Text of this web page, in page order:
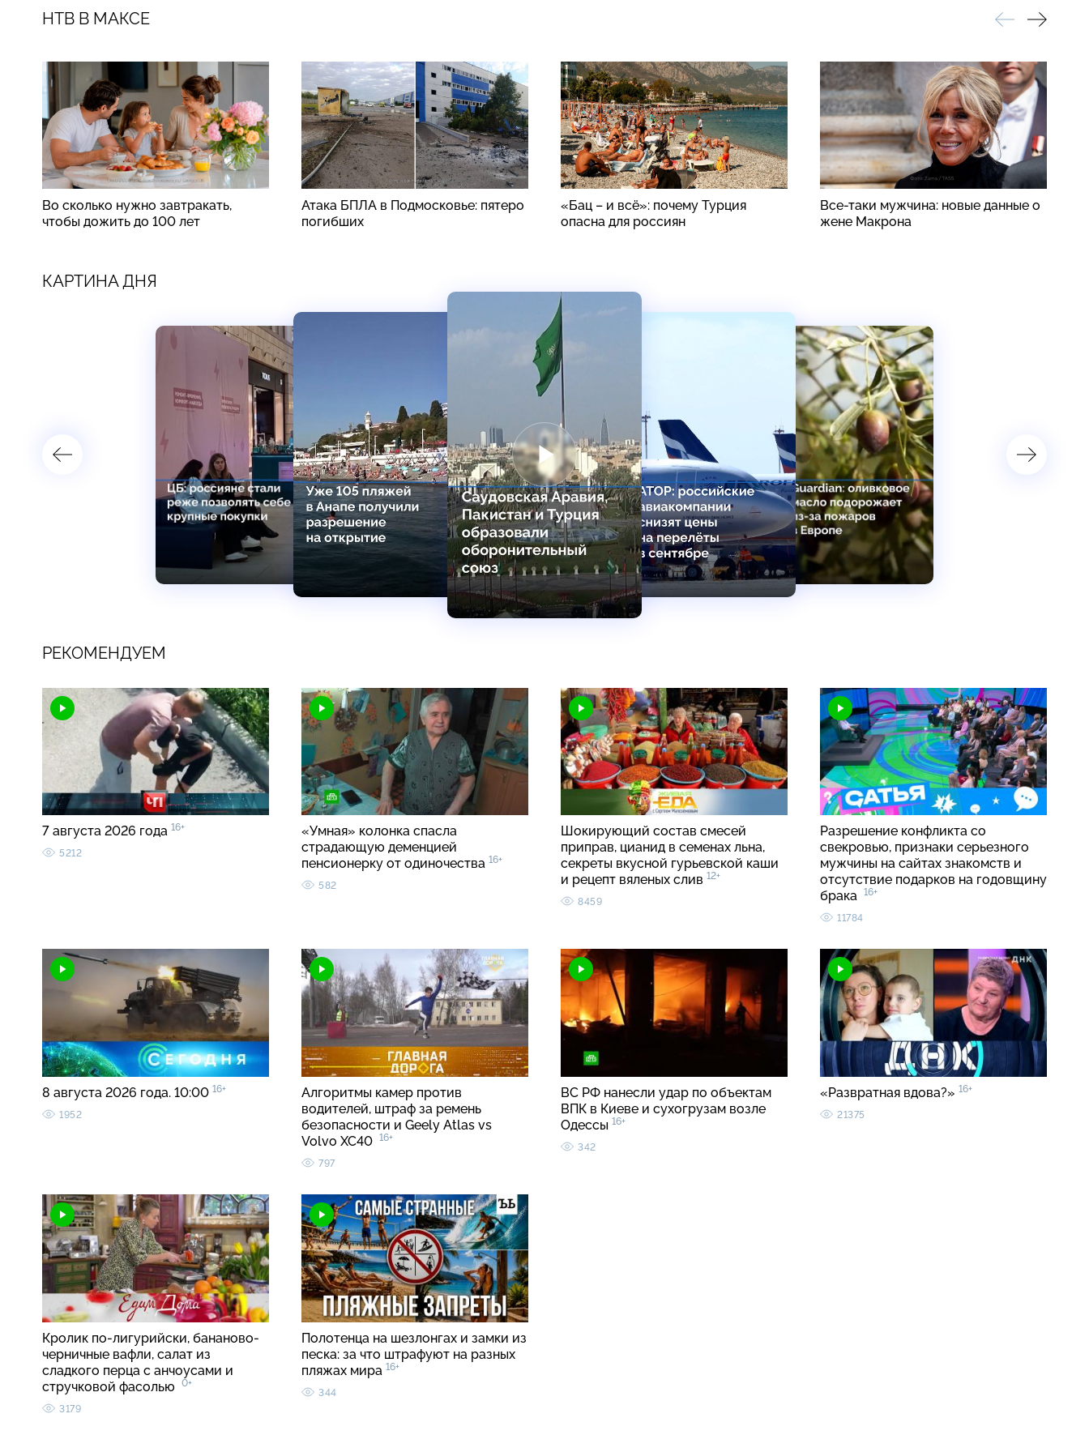
НТВ В МАКСЕ
Во сколько нужно завтракать,
чтобы дожить до 100 лет
Атака БПЛА в Подмосковье: пятеро
погибших
«Бац – и всё»: почему Турция
опасна для россиян
Все-таки мужчина: новые данные о
жене Макрона
КАРТИНА ДНЯ
РЕКОМЕНДУЕМ
7 августа 2026 года 16+
5212
«Умная» колонка спасла
страдающую деменцией
пенсионерку от одиночества 16+
582
Шокирующий состав смесей
приправ, цианид в семенах льна,
секреты вкусной гурьевской каши
и рецепт вяленых слив 12+
8459
Разрешение конфликта со
свекровью, признаки серьезного
мужчины на сайтах знакомств и
отсутствие подарков на годовщину
брака 16+
11784
8 августа 2026 года. 10:00 16+
1952
Алгоритмы камер против
водителей, штраф за ремень
безопасности и Geely Atlas vs
Volvo XC40 16+
797
ВС РФ нанесли удар по объектам
ВПК в Киеве и сухогрузам возле
Одессы 16+
342
«Развратная вдова?» 16+
21375
Кролик по-лигурийски, бананово-
черничные вафли, салат из
сладкого перца с анчоусами и
стручковой фасолью
0+
3179
Полотенца на шезлонгах и замки из
песка: за что штрафуют на разных
пляжах мира 16+
344